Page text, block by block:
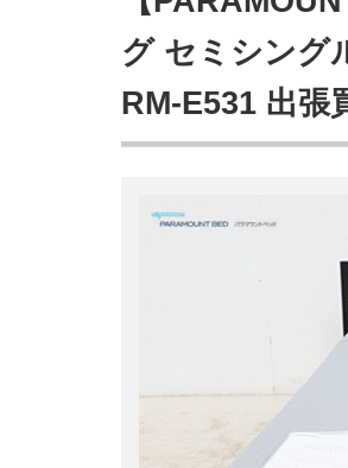
グ セミシング
RM-E531 出張